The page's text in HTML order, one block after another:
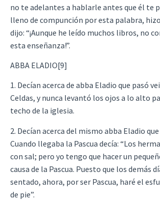
no te adelantes a hablarle antes que él te
lleno de compunción por esta palabra,
dijo: “¡Aunque he leído muchos libros, no
esta enseñanza!”.
ABBA ELADIO[9]
1. Decían acerca de abba Eladio que pasó
Celdas, y nunca levantó los ojos a lo alto
techo de la iglesia.
2. Decían acerca del mismo abba Eladio
Cuando llegaba la Pascua decía: “Los
con sal; pero yo tengo que hacer un
causa de la Pascua. Puesto que los demás
sentado, ahora, por ser Pascua, haré el
de pie”.